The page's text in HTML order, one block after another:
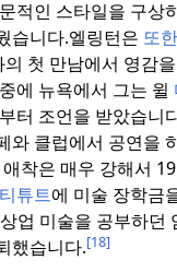
적인 스타일을 구상
습니다.엘링턴은 또한
의 첫 만남에서 영감
에 뉴욕에서 그는 윌
터 조언을 받았습니
와 클럽에서 공연을
착은 매우 강해서
튜트에 미술 장학금
업 미술을 공부하던
했습니다.[18]